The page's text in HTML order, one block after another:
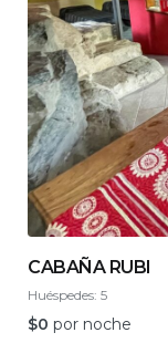
CABAÑA RUBI
Huéspedes: 5
$0 por noche